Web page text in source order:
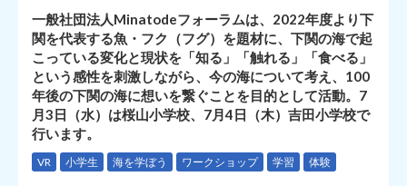
一般社団法人Minatodeフォーラムは、2022年度より下
関を代表する魚・フク（フグ）を題材に、下関の海で起
こっている変化と現状を「知る」「触れる」「食べる」
という感性を刺激しながら、今の海について考え、100
年後の下関の海に想いを繋ぐことを目的として活動。7
月3日（水）は桜山小学校、7月4日（木）吉田小学校で
行います。
VR 小学生 海を学ぼう ワークショップ 学習 体験